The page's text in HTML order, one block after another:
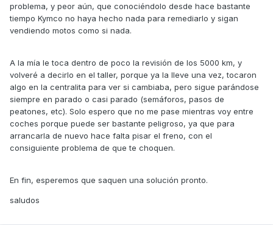
problema, y peor aún, que conociéndolo desde hace bastante
tiempo Kymco no haya hecho nada para remediarlo y sigan
vendiendo motos como si nada.
A la mía le toca dentro de poco la revisión de los 5000 km, y
volveré a decirlo en el taller, porque ya la lleve una vez, tocaron
algo en la centralita para ver si cambiaba, pero sigue parándose
siempre en parado o casi parado (semáforos, pasos de
peatones, etc). Solo espero que no me pase mientras voy entre
coches porque puede ser bastante peligroso, ya que para
arrancarla de nuevo hace falta pisar el freno, con el
consiguiente problema de que te choquen.
En fin, esperemos que saquen una solución pronto.
saludos